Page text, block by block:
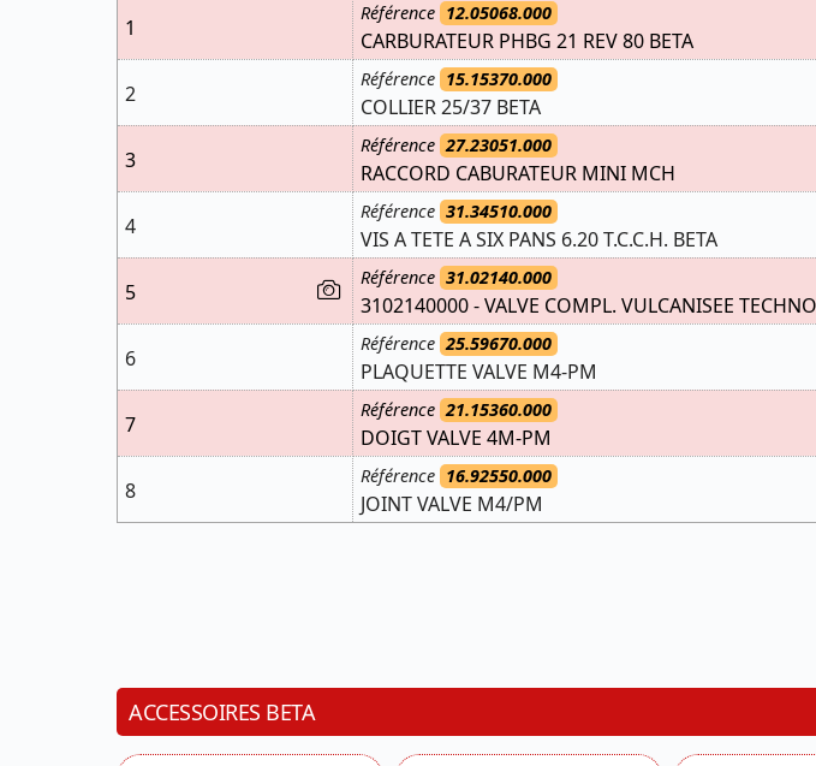
1
Référence 12.05068.000
CARBURATEUR PHBG 21 REV 80 BETA
2
Référence 15.15370.000
COLLIER 25/37 BETA
3
Référence 27.23051.000
RACCORD CABURATEUR MINI MCH
4
Référence 31.34510.000
VIS A TETE A SIX PANS 6.20 T.C.C.H. BETA
5
Référence 31.02140.000
3102140000 - VALVE COMPL. VULCANISEE TECHNO
6
Référence 25.59670.000
PLAQUETTE VALVE M4-PM
7
Référence 21.15360.000
DOIGT VALVE 4M-PM
8
Référence 16.92550.000
JOINT VALVE M4/PM
ACCESSOIRES BETA